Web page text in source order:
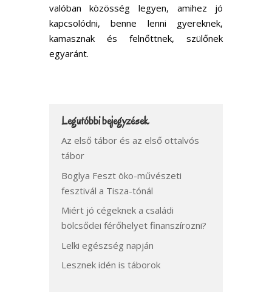
valóban közösség legyen, amihez jó
kapcsolódni, benne lenni gyereknek,
kamasznak és felnőttnek, szülőnek
egyaránt.
Legutóbbi bejegyzések
Az első tábor és az első ottalvós
tábor
Boglya Feszt öko-művészeti
fesztivál a Tisza-tónál
Miért jó cégeknek a családi
bölcsődei férőhelyet finanszírozni?
Lelki egészség napján
Lesznek idén is táborok